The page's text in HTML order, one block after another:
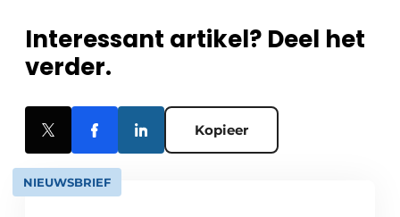
Interessant artikel? Deel het
verder.
Kopieer
NIEUWSBRIEF